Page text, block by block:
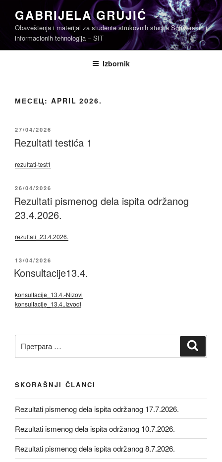
sadržaj
GABRIJELA GRUJIĆ
Obaveštenja i materijal za studente strukovnih studija Softverskih i
informacionih tehnologija – SIT
Izbornik
МЕСЕЦ: APRIL 2026.
OBJAVLJENO
27/04/2026
Rezultati testića 1
rezultati-test1
OBJAVLJENO
26/04/2026
Rezultati pismenog dela ispita održanog
23.4.2026.
rezultati_23.4.2026.
OBJAVLJENO
13/04/2026
Konsultacije13.4.
konsultacije_13.4.-Nizovi
konsultacije_13.4..Izvodi
за:
SKORAŠNJI ČLANCI
Rezultati pismenog dela ispita održanog 17.7.2026.
Rezultati ismenog dela ispita održanog 10.7.2026.
Rezultati pismenog dela ispita održanog 8.7.2026.